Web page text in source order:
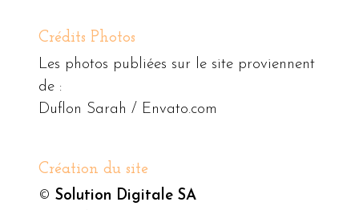
Crédits Photos
Les photos publiées sur le site proviennent
de :
Duflon Sarah / Envato.com
Création du site
© Solution Digitale SA